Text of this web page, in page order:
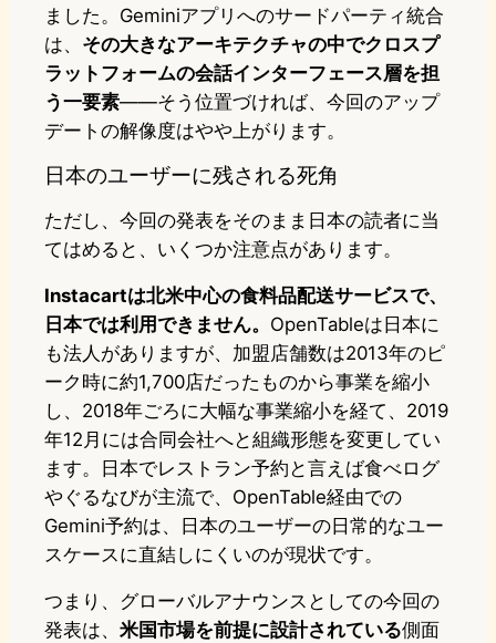
ました。Geminiアプリへのサードパーティ統合
は、 その大きなアーキテクチャの中でクロスプ
ラットフォームの会話インターフェース層を担
う一要素――そう位置づければ、今回のアップ
デートの解像度はやや上がります。
日本のユーザーに残される死角
ただし、今回の発表をそのまま日本の読者に当
てはめると、いくつか注意点があります。
Instacartは北米中心の食料品配送サービスで、
日本では利用できません。 OpenTableは日本に
も法人がありますが、加盟店舗数は2013年のピ
ーク時に約1,700店だったものから事業を縮小
し、2018年ごろに大幅な事業縮小を経て、2019
年12月には合同会社へと組織形態を変更してい
ます。日本でレストラン予約と言えば食べログ
やぐるなびが主流で、OpenTable経由での
Gemini予約は、日本のユーザーの日常的なユー
スケースに直結しにくいのが現状です。
つまり、グローバルアナウンスとしての今回の
発表は、 米国市場を前提に設計されている側面